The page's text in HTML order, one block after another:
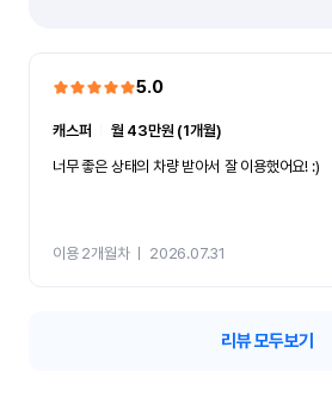
5.0
캐스퍼
월 43만원 (1개월)
너무 좋은 상태의 차량 받아서 잘 이용했어요! :)
이용 2개월차ㅣ 2026.07.31
리뷰 모두보기